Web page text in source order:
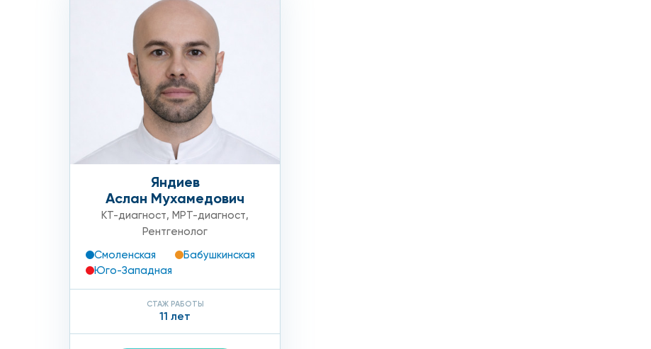
Яндиев
Аслан Мухамедович
КТ-диагност, МРТ-диагност,
Рентгенолог
Смоленская
Бабушкинская
Юго-Западная
СТАЖ РАБОТЫ
11 лет